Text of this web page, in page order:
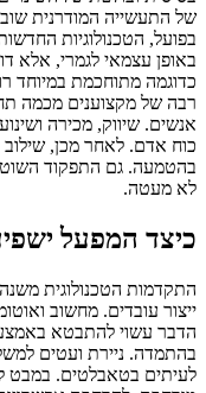
של התעשייה המודרנית
בפועל, הטכנולוגיות
באופן עצמאי לגמרי, אלא
כדוגמה מתוחכמת במיוחד
רבה של מקצוענים מכמה
אנשים. שיווק, מכירה
כוח אדם. לאחר מכן, שילוב
בהטמעה. גם התפקוד
לא מעטה.
כיצד המפעל
התקדמות הטכנולוגית
ייצור עובדים. מחשוב
הדבר עשוי להתבטא
בהתמדה. ניירת ועטים
לעיתים בטאבלטים. במבט